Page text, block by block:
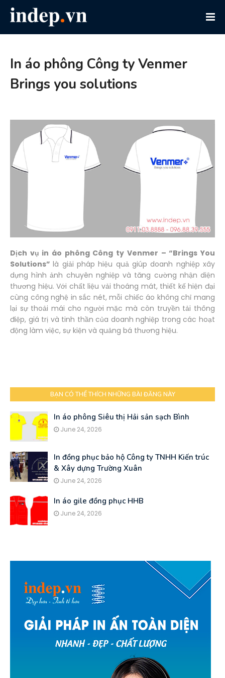
In áo phông Công ty Venmer
Brings you solutions
Dịch vụ in áo phông Công ty Venmer – “Brings You
Solutions”là giải pháp hiệu quả giúp doanh nghiệp xây
dựng hình ảnh chuyên nghiệp và tăng cường nhận diện
thương hiệu. Với chất liệu vải thoáng mát, thiết kế hiện đại
cùng công nghệ in sắc nét, mỗi chiếc áo không chỉ mang
lại sự thoải mái cho người mặc mà còn truyền tải thông
điệp, giá trị và tinh thần của doanh nghiệp trong các hoạt
động làm việc, sự kiện và quảng bá thương hiệu.
BẠN CÓ THỂ THÍCH NHỮNG BÀI ĐĂNG NÀY
In áo phông Siêu thị Hải sản sạch Bình
June 24, 2026
In đồng phục bảo hộ Công ty TNHH Kiến trúc
& Xây dựng Trường Xuân
June 24, 2026
In áo gile đồng phục HHB
June 24, 2026